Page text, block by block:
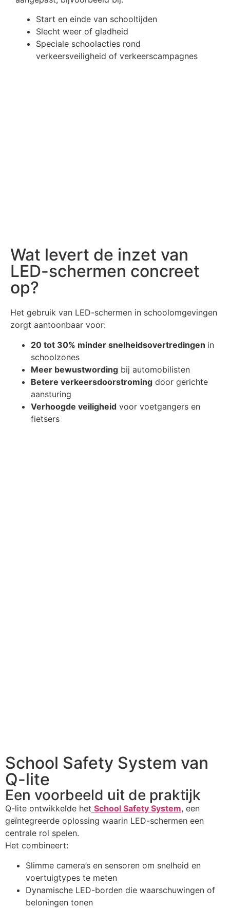
Start en einde van schooltijden
Slecht weer of gladheid
Speciale schoolacties rond
verkeersveiligheid of verkeerscampagnes
Wat levert de inzet van
LED-schermen concreet
op?
Het gebruik van LED-schermen in schoolomgevingen
zorgt aantoonbaar voor:
20 tot 30% minder snelheidsovertredingen in
schoolzones
Meer bewustwording bij automobilisten
Betere verkeersdoorstroming door gerichte
aansturing
Verhoogde veiligheid voor voetgangers en
fietsers
School Safety System van
Q-lite
Een voorbeeld uit de praktijk
Q-lite ontwikkelde het School Safety System, een
geïntegreerde oplossing waarin LED-schermen een
centrale rol spelen.
Het combineert:
Slimme camera’s en sensoren om snelheid en
voertuigtypes te meten
Dynamische LED-borden die waarschuwingen of
beloningen tonen